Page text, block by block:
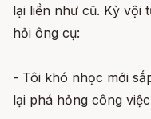
lại liền như cũ. Kỳ vội
hỏi ông cụ:
- Tôi khó nhọc mới
lại phá hỏng công